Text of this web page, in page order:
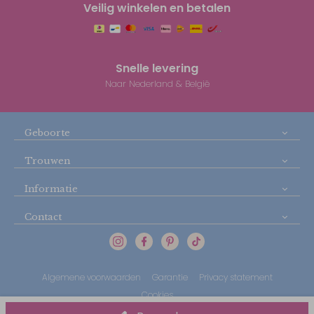
Veilig winkelen en betalen
Snelle levering
Naar Nederland & België
Geboorte
Trouwen
Informatie
Contact
Algemene voorwaarden Garantie
Privacy statement
Cookies